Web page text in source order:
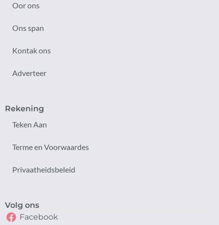
Oor ons
Ons span
Kontak ons
Adverteer
Rekening
Teken Aan
Terme en Voorwaardes
Privaatheidsbeleid
Volg ons
Facebook